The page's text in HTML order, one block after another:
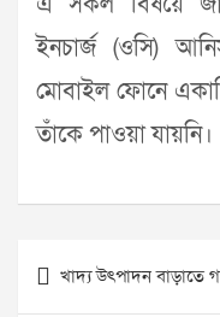
ইনচার্জ (ওসি)
মোবাইল ফোনে
তাঁকে পাওয়া যায়নি।
Post
navigation
খাদ্য উৎপাদন বাড়াতে